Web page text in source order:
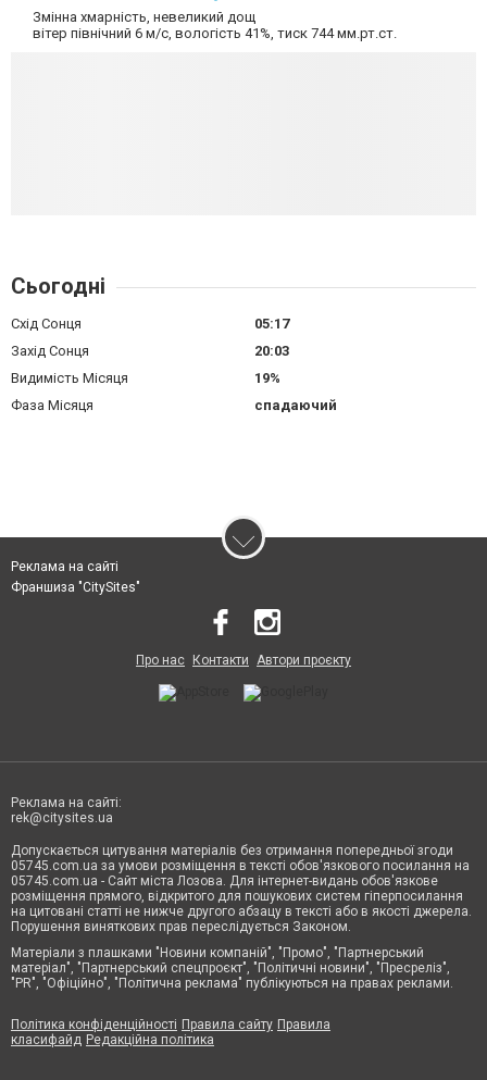
Змінна хмарність, невеликий дощ
вітер північний 6 м/с, вологість 41%, тиск 744 мм.рт.ст.
Сьогодні
Схід Сонця
05:17
Захід Сонця
20:03
Видимість Місяця
19%
Фаза Місяця
спадаючий
Реклама на сайті
Франшиза "CitySites"
Про нас Контакти Автори проєкту
Реклама на сайті:
rek@citysites.ua
Допускається цитування матеріалів без отримання попередньої згоди
05745.com.ua за умови розміщення в тексті обов'язкового посилання на
05745.com.ua - Сайт міста Лозова. Для інтернет-видань обов'язкове
розміщення прямого, відкритого для пошукових систем гіперпосилання
на цитовані статті не нижче другого абзацу в тексті або в якості джерела.
Порушення виняткових прав переслідується Законом.
Матеріали з плашками "Новини компаній", "Промо", "Партнерський
матеріал", "Партнерський спецпроєкт", "Політичні новини", "Пресреліз",
"PR", "Офіційно", "Політична реклама" публікуються на правах реклами.
Політика конфіденційності Правила сайту Правила
класифайд Редакційна політика